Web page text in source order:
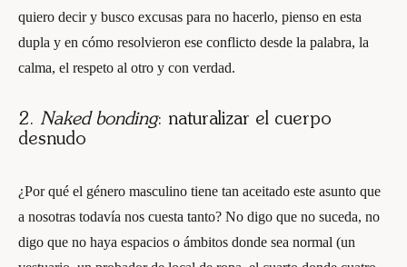
quiero decir y busco excusas para no hacerlo, pienso en esta
dupla y en cómo resolvieron ese conflicto desde la palabra, la
calma, el respeto al otro y con verdad.
2. Naked bonding: naturalizar el cuerpo
desnudo
¿Por qué el género masculino tiene tan aceitado este asunto que
a nosotras todavía nos cuesta tanto? No digo que no suceda, no
digo que no haya espacios o ámbitos donde sea normal (un